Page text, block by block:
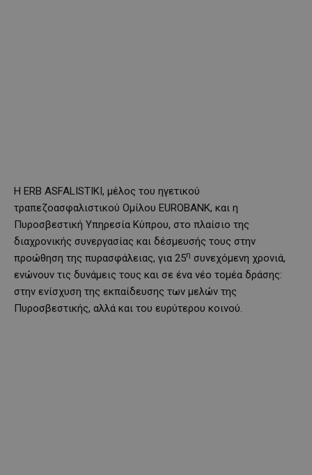
Η ERB ASFALISTIKI, μέλος του ηγετικού
τραπεζοασφαλιστικού Ομίλου EUROBANK, και η
Πυροσβεστική Υπηρεσία Κύπρου, στο πλαίσιο της
διαχρονικής συνεργασίας και δέσμευσής τους στην
προώθηση της πυρασφάλειας, για 25η συνεχόμενη χρονιά,
ενώνουν τις δυνάμεις τους και σε ένα νέο τομέα δράσης:
στην ενίσχυση της εκπαίδευσης των μελών της
Πυροσβεστικής, αλλά και του ευρύτερου κοινού.